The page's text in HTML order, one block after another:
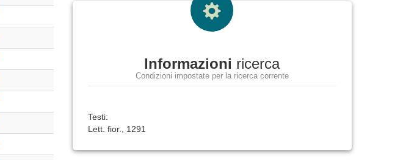
Informazioni ricerca
Condizioni impostate per la ricerca corrente
Testi:
Lett. fior., 1291